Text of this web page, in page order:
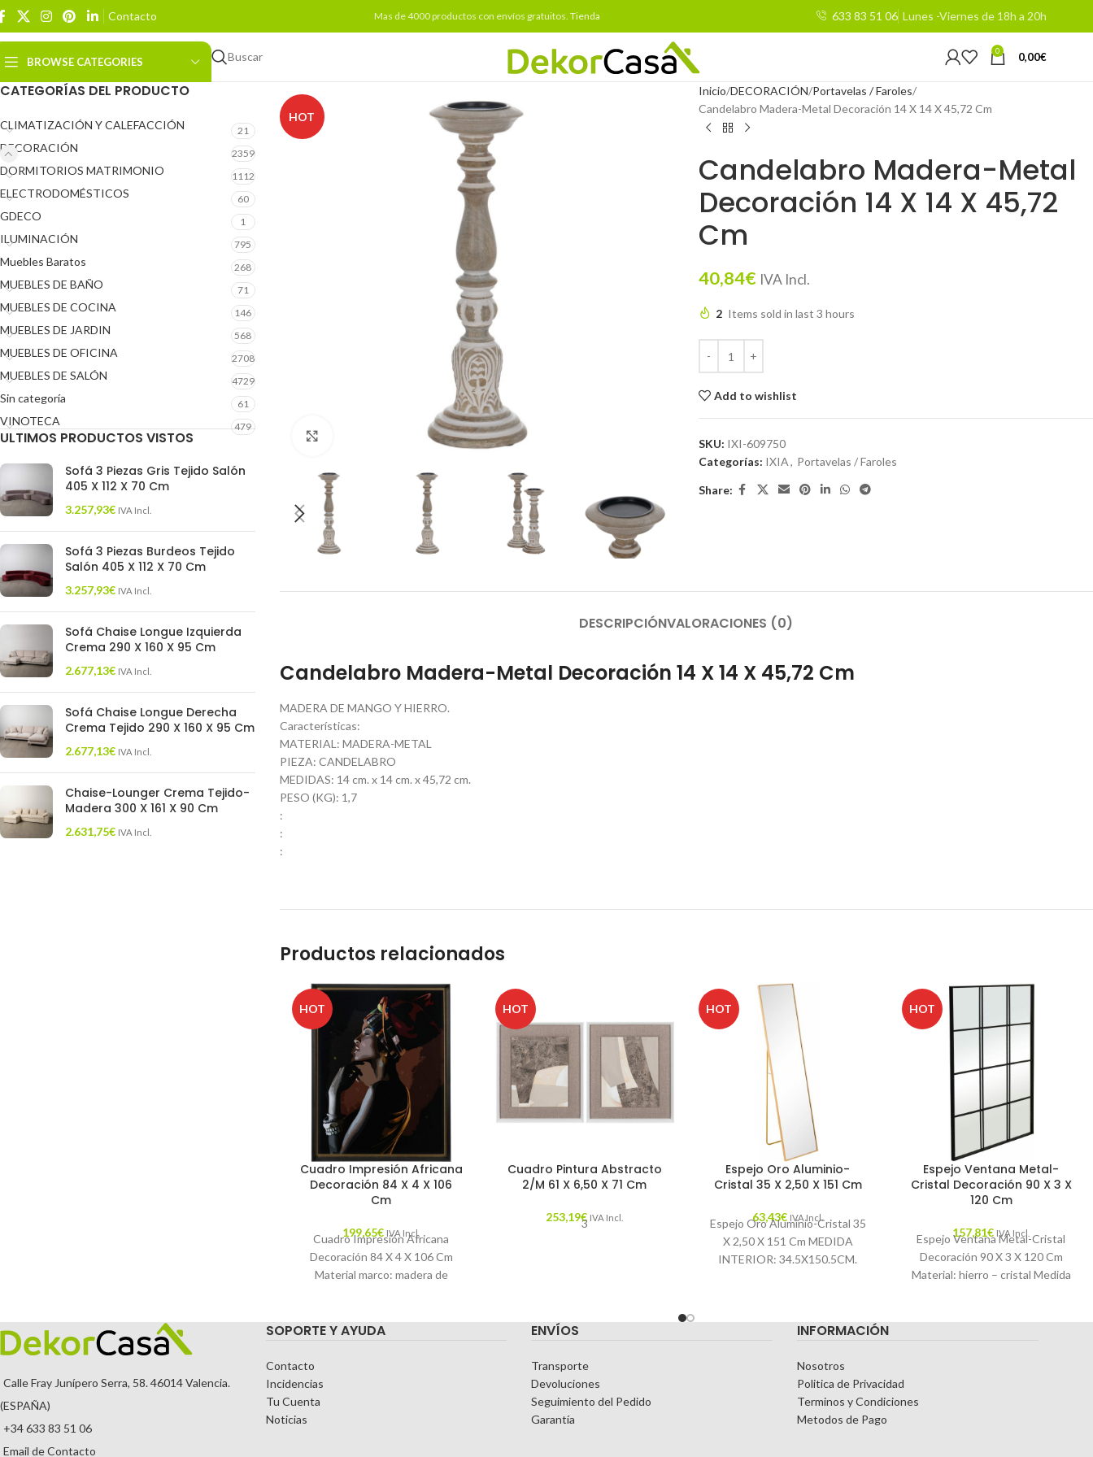
Contacto Mas de 4000 productos con envíos gratuitos. Tienda 633 83 51 06 Lunes -Viernes de 18h a 20h
BROWSE CATEGORIES Buscar 0 0,00€
CATEGORÍAS DEL PRODUCTO
CLIMATIZACIÓN Y CALEFACCIÓN 21
DECORACIÓN 2359
DORMITORIOS MATRIMONIO 1112
ELECTRODOMÉSTICOS 60
GDECO 1
ILUMINACIÓN 795
Muebles Baratos 268
MUEBLES DE BAÑO 71
MUEBLES DE COCINA 146
MUEBLES DE JARDIN 568
MUEBLES DE OFICINA 2708
MUEBLES DE SALÓN 4729
Sin categoría 61
VINOTECA 479
ULTIMOS PRODUCTOS VISTOS
Sofá 3 Piezas Gris Tejido Salón
405 X 112 X 70 Cm
3.257,93€ IVA Incl.
Sofá 3 Piezas Burdeos Tejido
Salón 405 X 112 X 70 Cm
3.257,93€ IVA Incl.
Sofá Chaise Longue Izquierda
Crema 290 X 160 X 95 Cm
2.677,13€ IVA Incl.
Sofá Chaise Longue Derecha
Crema Tejido 290 X 160 X 95 Cm
2.677,13€ IVA Incl.
Chaise-Lounger Crema Tejido-
Madera 300 X 161 X 90 Cm
2.631,75€ IVA Incl.
HOT
Inicio DECORACIÓN Portavelas / Faroles
Candelabro Madera-Metal Decoración 14 X 14 X 45,72 Cm
Candelabro Madera-Metal
Decoración 14 X 14 X 45,72
Cm
40,84€ IVA Incl.
2 Items sold in last 3 hours
Add to wishlist
SKU: IXI-609750
Categorías: IXIA, Portavelas / Faroles
Share:
DESCRIPCIÓNVALORACIONES (0)
Candelabro Madera-Metal Decoración 14 X 14 X 45,72 Cm
MADERA DE MANGO Y HIERRO.
Características:
MATERIAL: MADERA-METAL
PIEZA: CANDELABRO
MEDIDAS: 14 cm. x 14 cm. x 45,72 cm.
PESO (KG): 1,7
:
:
:
Productos relacionados
HOT
Cuadro Impresión Africana
Decoración 84 X 4 X 106
Cm
199,65€ IVA Incl.
Cuadro Impresión Africana
Decoración 84 X 4 X 106 Cm
Material marco: madera de
TEMPORADA: CATÁLOGO
HOT
Cuadro Pintura Abstracto
2/M 61 X 6,50 X 71 Cm
253,19€ IVA Incl.
3
HOT
Espejo Oro Aluminio-
Cristal 35 X 2,50 X 151 Cm
63,43€ IVA Incl.
Espejo Oro Aluminio-Cristal 35
X 2,50 X 151 Cm MEDIDA
INTERIOR: 34.5X150.5CM.
COLOR: ORO PIEZA:
HOT
Espejo Ventana Metal-
Cristal Decoración 90 X 3 X
120 Cm
157,81€ IVA Incl.
Espejo Ventana Metal-Cristal
Decoración 90 X 3 X 120 Cm
Material: hierro – cristal Medida
Calle Fray Junípero Serra, 58. 46014 Valencia.
(ESPAÑA)
+34 633 83 51 06
Email de Contacto
SOPORTE Y AYUDA
Contacto
Incidencias
Tu Cuenta
Noticias
ENVÍOS
Transporte
Devoluciones
Seguimiento del Pedido
Garantía
INFORMACIÓN
Nosotros
Politica de Privacidad
Terminos y Condiciones
Metodos de Pago